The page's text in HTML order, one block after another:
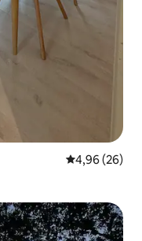
Gemiddelde
4,96 (26)